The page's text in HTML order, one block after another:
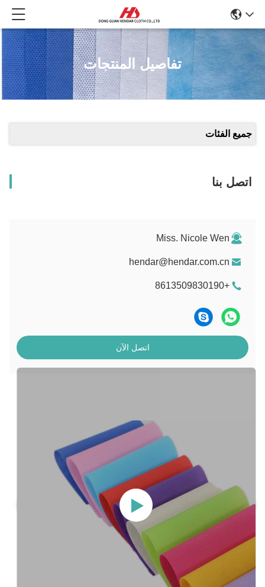
تفاصيل المنتجات
جميع الفئات
اتصل بنا
Miss. Nicole Wen
hendar@hendar.com.cn
+8613509830190
اتصل الآن